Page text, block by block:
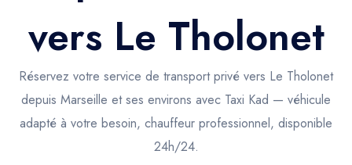
Trajet Port croisière
Trajet Séminaire
Trajet Santé
Trajet Longue Distance
Actualités & évènements
Contactez-nous
vers Le Tholonet
Réservez votre service de transport privé vers Le Tholonet
depuis Marseille et ses environs avec Taxi Kad — véhicule
adapté à votre besoin, chauffeur professionnel, disponible
24h/24.